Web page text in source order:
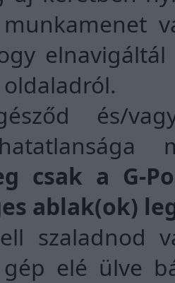
és/
csak a G-
ablak(ok)
szaladnod
elé ülve